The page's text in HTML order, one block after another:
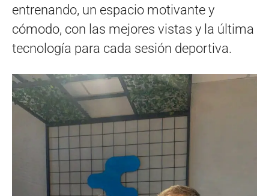
entrenando, un espacio motivante y
cómodo, con las mejores vistas y la última
tecnología para cada sesión deportiva.